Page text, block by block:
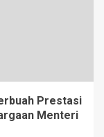
Prestasi
Menteri